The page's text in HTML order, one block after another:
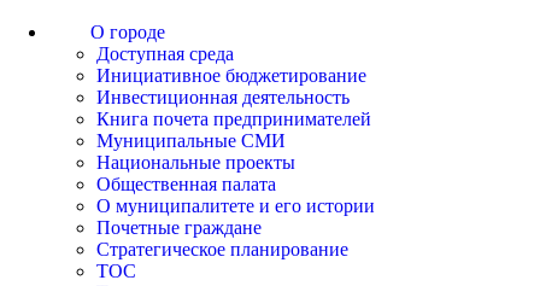
О городе
Доступная среда
Инициативное бюджетирование
Инвестиционная деятельность
Книга почета предпринимателей
Муниципальные СМИ
Национальные проекты
Общественная палата
О муниципалитете и его истории
Почетные граждане
Стратегическое планирование
ТОС